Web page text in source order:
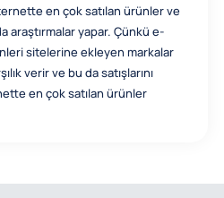
en çok satılan ürünler ve
araştırmalar yapar. Çünkü e-
sitelerine ekleyen markalar
verir ve bu da satışlarını
en çok satılan ürünler